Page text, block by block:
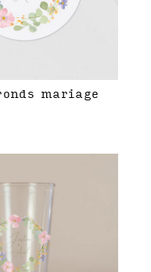
mariage